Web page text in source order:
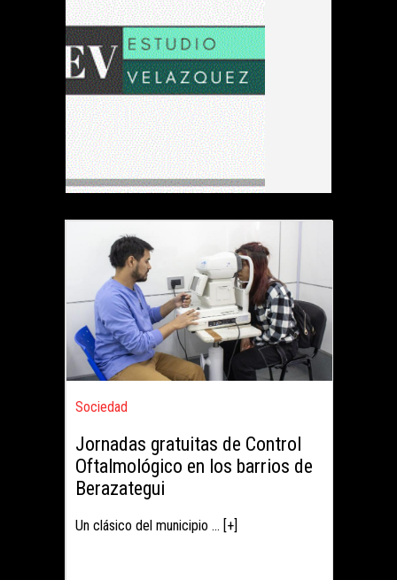
Sociedad
Jornadas gratuitas de Control
Oftalmológico en los barrios de
Berazategui
Un clásico del municipio ... [+]